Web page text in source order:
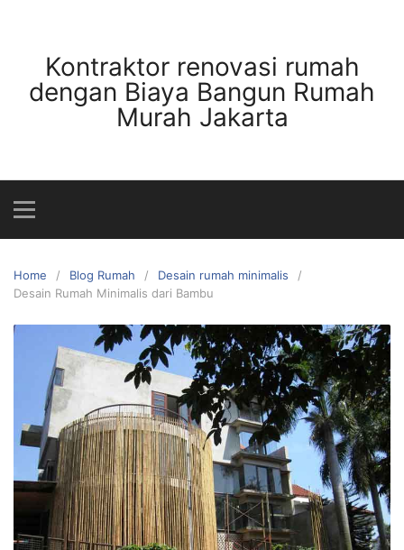
contentKontraktor renovasi rumah
dengan Biaya Bangun Rumah
Murah Jakarta
Home Blog Rumah
Desain rumah minimalis
Desain Rumah Minimalis dari Bambu